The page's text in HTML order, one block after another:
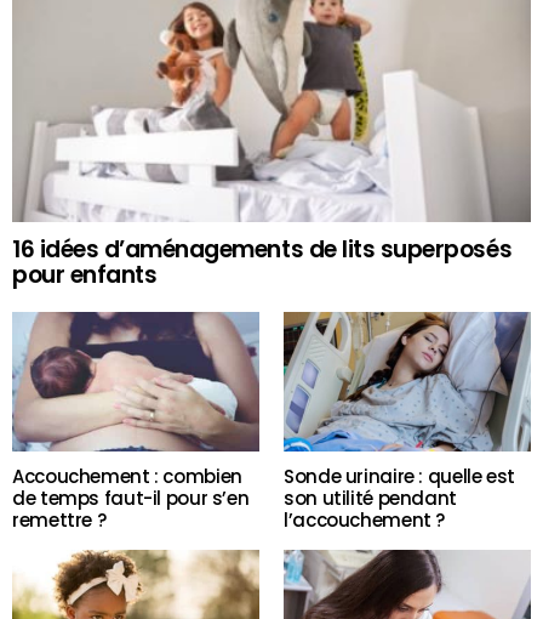
16 idées d’aménagements de lits superposés
pour enfants
Accouchement : combien
de temps faut-il pour s’en
remettre ?
Sonde urinaire : quelle est
son utilité pendant
l’accouchement ?